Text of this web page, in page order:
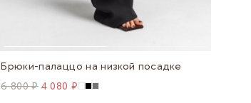
Брюки-палаццо на низкой посадке
6 800 ₽ 4 080 ₽